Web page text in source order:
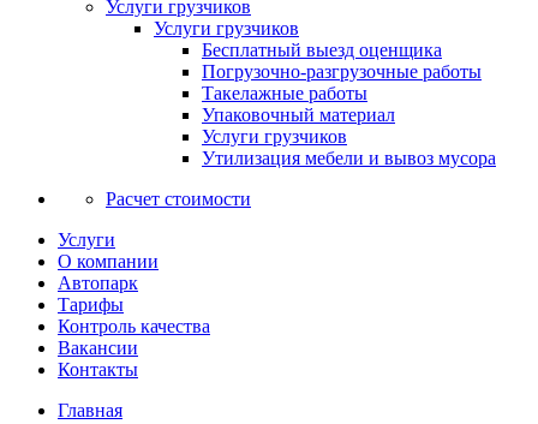
Услуги грузчиков
Услуги грузчиков
Бесплатный выезд оценщика
Погрузочно-разгрузочные работы
Такелажные работы
Упаковочный материал
Услуги грузчиков
Утилизация мебели и вывоз мусора
Расчет стоимости
Услуги
О компании
Автопарк
Тарифы
Контроль качества
Вакансии
Контакты
Главная